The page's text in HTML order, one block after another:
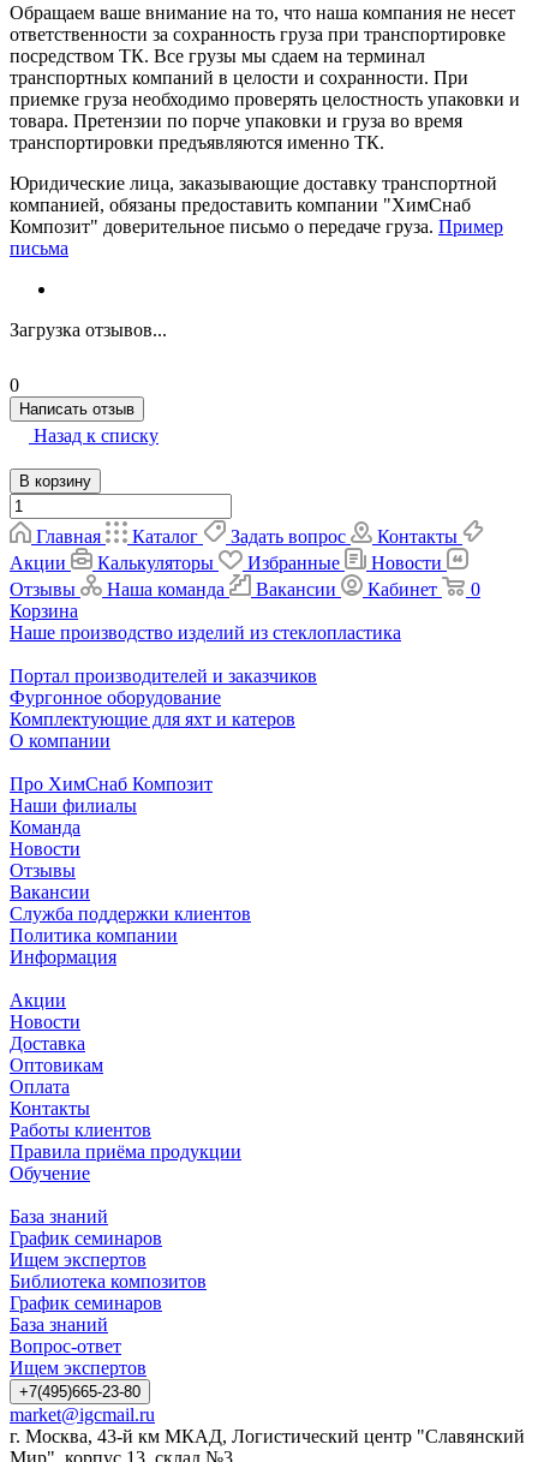
Обращаем ваше внимание на то, что наша компания не несет
ответственности за сохранность груза при транспортировке
посредством ТК. Все грузы мы сдаем на терминал
транспортных компаний в целости и сохранности. При
приемке груза необходимо проверять целостность упаковки и
товара. Претензии по порче упаковки и груза во время
транспортировки предъявляются именно ТК.
Юридические лица, заказывающие доставку транспортной
компанией, обязаны предоставить компании "ХимСнаб
Композит" доверительное письмо о передаче груза. Пример
письма
Загрузка отзывов...
0
Написать отзыв
Назад к списку
В корзину
Главная Каталог Задать вопрос
Контакты
Акции
Калькуляторы Избранные
Новости
Отзывы
Наша команда Вакансии Кабинет
0
Корзина
Наше производство изделий из стеклопластика
Портал производителей и заказчиков
Фургонное оборудование
Комплектующие для яхт и катеров
О компании
Про ХимСнаб Композит
Наши филиалы
Команда
Новости
Отзывы
Вакансии
Служба поддержки клиентов
Политика компании
Информация
Акции
Новости
Доставка
Оптовикам
Оплата
Контакты
Работы клиентов
Правила приёма продукции
Обучение
База знаний
График семинаров
Ищем экспертов
Библиотека композитов
График семинаров
База знаний
Вопрос-ответ
Ищем экспертов
+7(495)665-23-80
market@igcmail.ru
г. Москва, 43-й км МКАД, Логистический центр "Славянский
Мир", корпус 13, склад №3